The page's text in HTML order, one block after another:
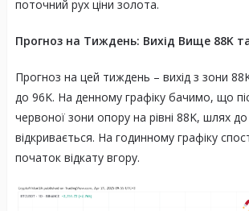
поточний рух ціни золота.
Прогноз на Тиждень: Вихід Вище 88K
Прогноз на цей тиждень – вихід з зони
до 96K. На денному графіку бачимо, що
червоної зони опору на рівні 88K, шлях
відкривається. На годинному графіку
початок відкату вгору.